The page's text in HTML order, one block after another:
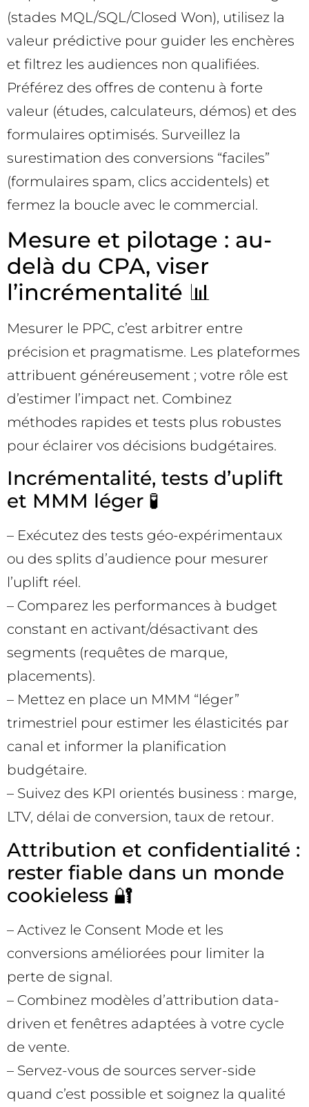
(stades MQL/SQL/Closed Won), utilisez la
valeur prédictive pour guider les enchères
et filtrez les audiences non qualifiées.
Préférez des offres de contenu à forte
valeur (études, calculateurs, démos) et des
formulaires optimisés. Surveillez la
surestimation des conversions “faciles”
(formulaires spam, clics accidentels) et
fermez la boucle avec le commercial.
Mesure et pilotage : au-
delà du CPA, viser
l’incrémentalité 📊
Mesurer le PPC, c’est arbitrer entre
précision et pragmatisme. Les plateformes
attribuent généreusement ; votre rôle est
d’estimer l’impact net. Combinez
méthodes rapides et tests plus robustes
pour éclairer vos décisions budgétaires.
Incrémentalité, tests d’uplift
et MMM léger 🧪
– Exécutez des tests géo-expérimentaux
ou des splits d’audience pour mesurer
l’uplift réel.
– Comparez les performances à budget
constant en activant/désactivant des
segments (requêtes de marque,
placements).
– Mettez en place un MMM “léger”
trimestriel pour estimer les élasticités par
canal et informer la planification
budgétaire.
– Suivez des KPI orientés business : marge,
LTV, délai de conversion, taux de retour.
Attribution et confidentialité :
rester fiable dans un monde
cookieless 🔐
– Activez le Consent Mode et les
conversions améliorées pour limiter la
perte de signal.
– Combinez modèles d’attribution data-
driven et fenêtres adaptées à votre cycle
de vente.
– Servez-vous de sources server-side
quand c’est possible et soignez la qualité